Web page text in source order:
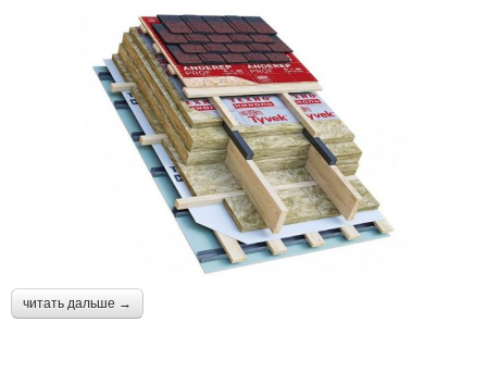
читать дальше →